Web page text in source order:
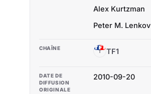
Alex Kurtzman
Peter M. Lenkov
CHAÎNE T TF1
DATE DE
DIFFUSION
ORIGINALE
2010-09-20